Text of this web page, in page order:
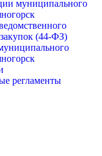
муниципального
(44-ФЗ)
регламенты